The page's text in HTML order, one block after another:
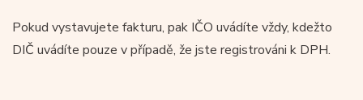
Pokud vystavujete fakturu, pak IČO uvádíte vždy, kdežto
DIČ uvádíte pouze v případě, že jste registrováni k DPH.